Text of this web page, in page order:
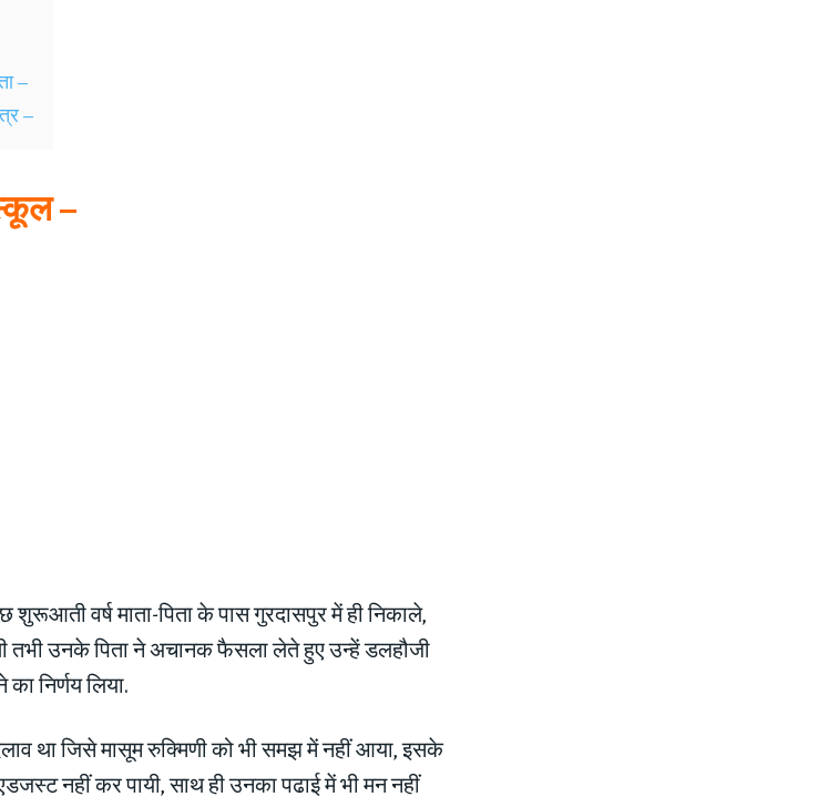
–
–
–
शुरूआती वर्ष माता-पिता के पास गुरदासपुर में ही निकाले,
तभी उनके पिता ने अचानक फैसला लेते हुए उन्हें डलहौजी
निर्णय लिया.
था जिसे मासूम रुक्मिणी को भी समझ में नहीं आया, इसके
नहीं कर पायी, साथ ही उनका पढाई में भी मन नहीं